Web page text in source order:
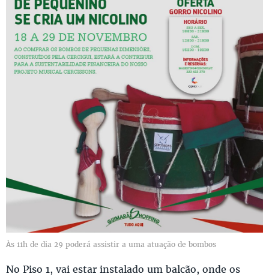
Às 11h de dia 29 poderá assistir a uma atuação de bombos
No Piso 1, vai estar instalado um balcão, onde os